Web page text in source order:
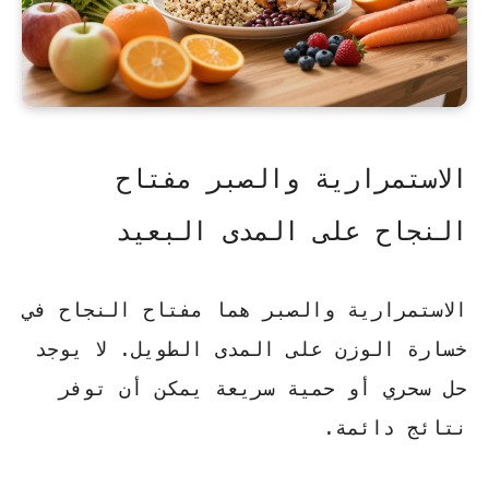
الاستمرارية والصبر مفتاح
النجاح على المدى البعيد
الاستمرارية والصبر هما مفتاح النجاح في
خسارة الوزن على المدى الطويل. لا يوجد
حل سحري أو حمية سريعة يمكن أن توفر
نتائج دائمة.